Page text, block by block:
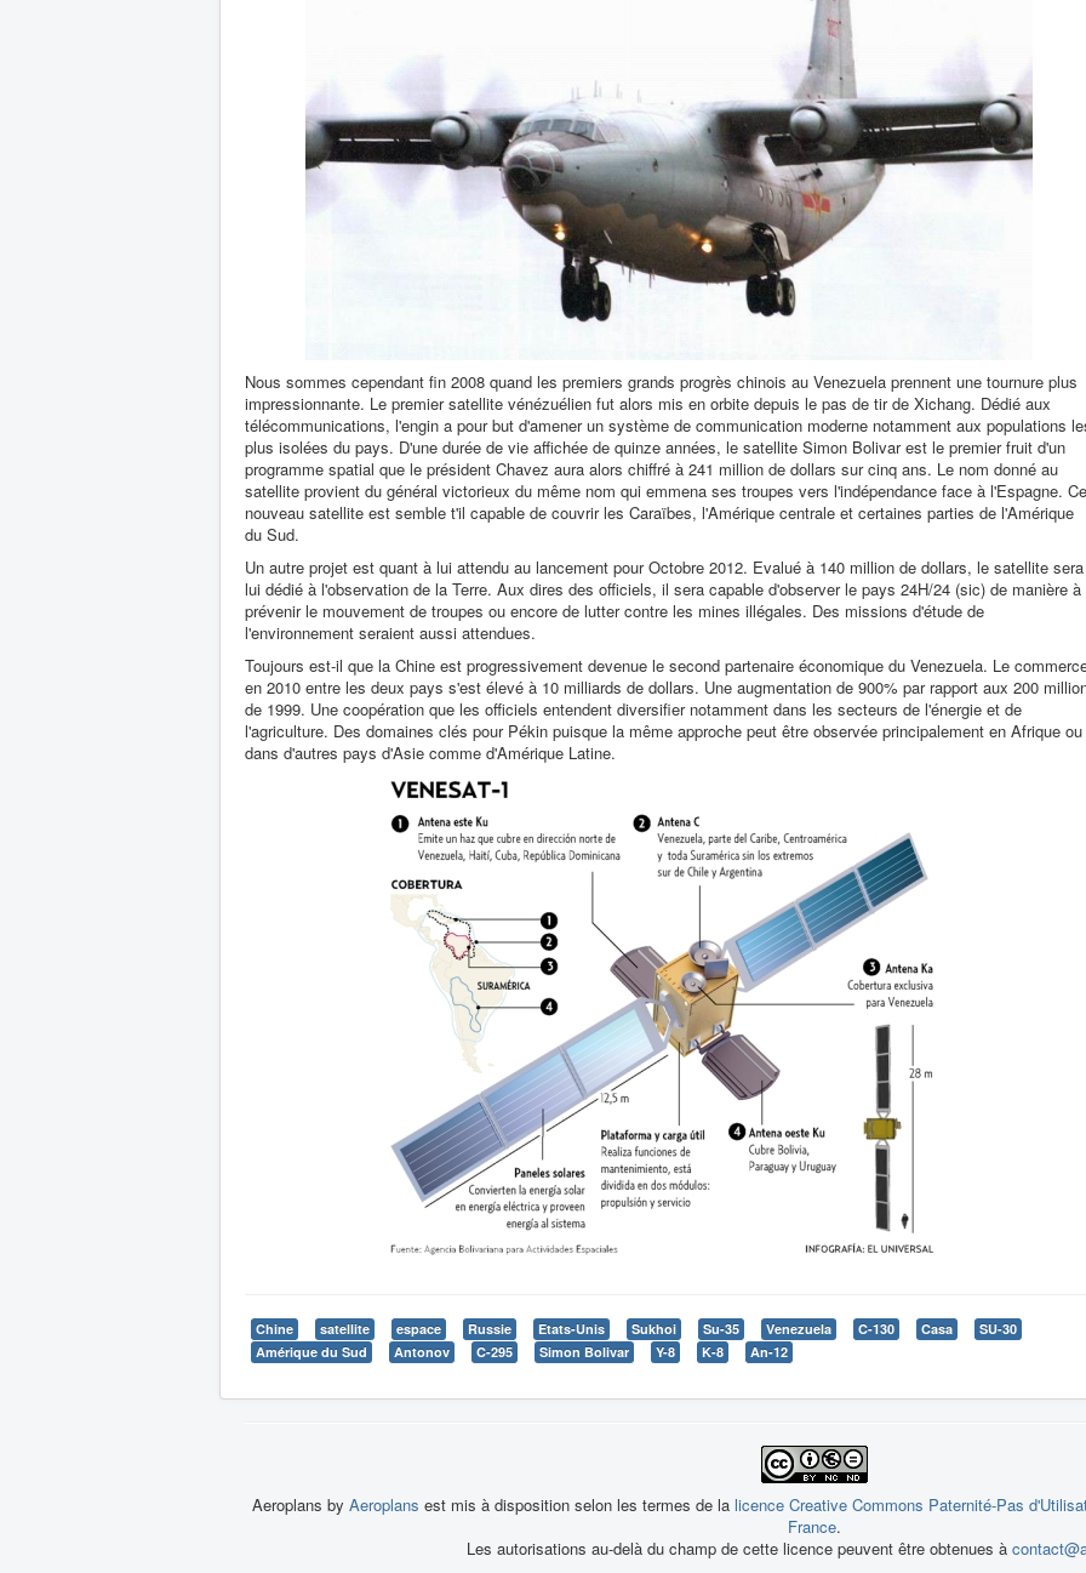
Nous sommes cependant fin 2008 quand les premiers grands progrès chinois au Venezuela prennent une tournure plus
impressionnante. Le premier satellite vénézuélien fut alors mis en orbite depuis le pas de tir de Xichang. Dédié aux
télécommunications, l'engin a pour but d'amener un système de communication moderne notamment aux populations
plus isolées du pays. D'une durée de vie affichée de quinze années, le satellite Simon Bolivar est le premier fruit d'un
programme spatial que le président Chavez aura alors chiffré à 241 million de dollars sur cinq ans. Le nom donné au
satellite provient du général victorieux du même nom qui emmena ses troupes vers l'indépendance face à l'Espagne. Ce
nouveau satellite est semble t'il capable de couvrir les Caraïbes, l'Amérique centrale et certaines parties de l'Amérique
du Sud.
Un autre projet est quant à lui attendu au lancement pour Octobre 2012. Evalué à 140 million de dollars, le satellite sera
lui dédié à l'observation de la Terre. Aux dires des officiels, il sera capable d'observer le pays 24H/24 (sic) de manière à
prévenir le mouvement de troupes ou encore de lutter contre les mines illégales. Des missions d'étude de
l'environnement seraient aussi attendues.
Toujours est-il que la Chine est progressivement devenue le second partenaire économique du Venezuela. Le
en 2010 entre les deux pays s'est élevé à 10 milliards de dollars. Une augmentation de 900% par rapport aux 200
de 1999. Une coopération que les officiels entendent diversifier notamment dans les secteurs de l'énergie et de
l'agriculture. Des domaines clés pour Pékin puisque la même approche peut être observée principalement en Afrique ou
dans d'autres pays d'Asie comme d'Amérique Latine.
Chine satellite espace Russie Etats-Unis Sukhoi Su-35 Venezuela C-130 Casa
SU-30
Amérique du Sud
Antonov C-295 Simon Bolivar Y-8 K-8 An-12
Aeroplans by Aeroplans est mis à disposition selon les termes de la licence Creative Commons Paternité-Pas
France.
Les autorisations au-delà du champ de cette licence peuvent être obtenues à